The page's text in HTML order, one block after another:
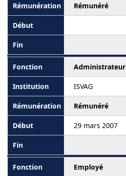
Rémunéré
Administrateur
ISVAG
Rémunéré
29 mars 2007
Employé